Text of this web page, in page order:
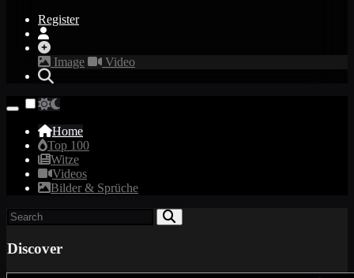
Register
Image Video
Home
Top 100
Witze
Videos
Bilder & Sprüche
Discover